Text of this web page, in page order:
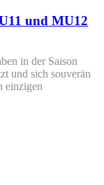
und MU12
in der Saison
und sich souverän
einzigen